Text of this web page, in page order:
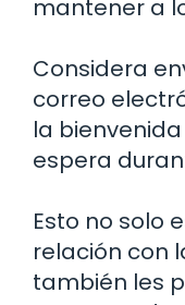
mantener a
Considera
correo
la
espera
Esto no solo
relación con
también les